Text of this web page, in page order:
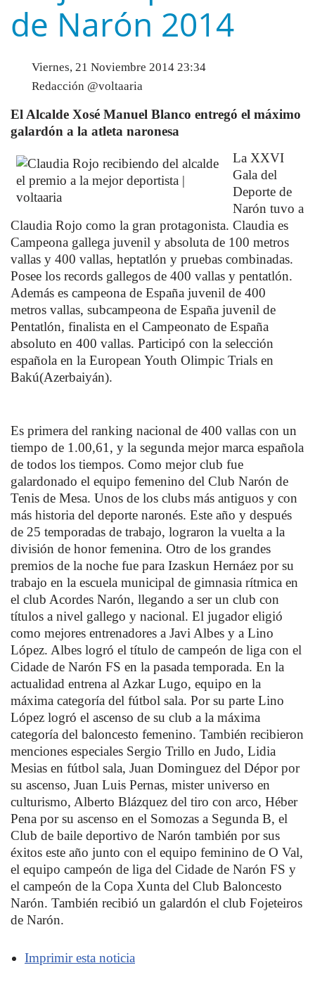
de Narón 2014
Viernes, 21 Noviembre 2014 23:34
Redacción @voltaaria
El Alcalde Xosé Manuel Blanco entregó el máximo
galardón a la atleta naronesa
La XXVI
Gala del
Deporte de
Narón tuvo a
Claudia Rojo como la gran protagonista. Claudia es
Campeona gallega juvenil y absoluta de 100 metros
vallas y 400 vallas, heptatlón y pruebas combinadas.
Posee los records gallegos de 400 vallas y pentatlón.
Además es campeona de España juvenil de 400
metros vallas, subcampeona de España juvenil de
Pentatlón, finalista en el Campeonato de España
absoluto en 400 vallas. Participó con la selección
española en la European Youth Olimpic Trials en
Bakú(Azerbaiyán).
Es primera del ranking nacional de 400 vallas con un
tiempo de 1.00,61, y la segunda mejor marca española
de todos los tiempos. Como mejor club fue
galardonado el equipo femenino del Club Narón de
Tenis de Mesa. Unos de los clubs más antiguos y con
más historia del deporte naronés. Este año y después
de 25 temporadas de trabajo, lograron la vuelta a la
división de honor femenina. Otro de los grandes
premios de la noche fue para Izaskun Hernáez por su
trabajo en la escuela municipal de gimnasia rítmica en
el club Acordes Narón, llegando a ser un club con
títulos a nivel gallego y nacional. El jugador eligió
como mejores entrenadores a Javi Albes y a Lino
López. Albes logró el título de campeón de liga con el
Cidade de Narón FS en la pasada temporada. En la
actualidad entrena al Azkar Lugo, equipo en la
máxima categoría del fútbol sala. Por su parte Lino
López logró el ascenso de su club a la máxima
categoría del baloncesto femenino. También recibieron
menciones especiales Sergio Trillo en Judo, Lidia
Mesias en fútbol sala, Juan Dominguez del Dépor por
su ascenso, Juan Luis Pernas, mister universo en
culturismo, Alberto Blázquez del tiro con arco, Héber
Pena por su ascenso en el Somozas a Segunda B, el
Club de baile deportivo de Narón también por sus
éxitos este año junto con el equipo feminino de O Val,
el equipo campeón de liga del Cidade de Narón FS y
el campeón de la Copa Xunta del Club Baloncesto
Narón. También recibió un galardón el club Fojeteiros
de Narón.
Imprimir esta noticia